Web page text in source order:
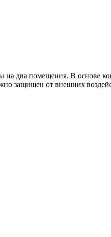
на два помещения. В основе
защищен от внешних